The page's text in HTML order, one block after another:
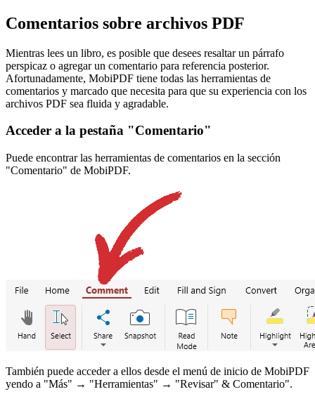
Comentarios sobre archivos PDF
Mientras lees un libro, es posible que desees resaltar un párrafo
perspicaz o agregar un comentario para referencia posterior.
Afortunadamente, MobiPDF tiene todas las herramientas de
comentarios y marcado que necesita para que su experiencia con los
archivos PDF sea fluida y agradable.
Acceder a la pestaña "Comentario"
Puede encontrar las herramientas de comentarios en la sección
"Comentario" de MobiPDF.
También puede acceder a ellos desde el menú de inicio de MobiPDF
yendo a "Más" → "Herramientas" → "Revisar" & Comentario".